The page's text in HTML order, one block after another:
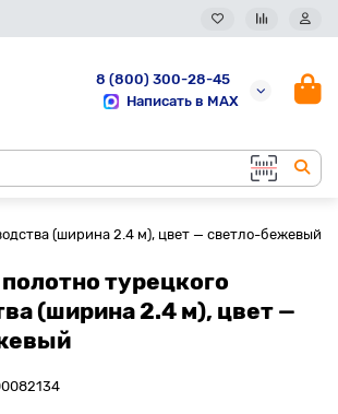
8 (800) 300-28-45
Написать в MAX
(ширина 2.4 м), цвет — светло-бежевый
турецкого
(ширина 2.4 м), цвет —